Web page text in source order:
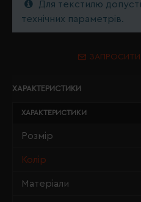
Для текстилю
технічних параметрів.
ХАРАКТЕРИСТИКИ
ХАРАКТЕРИСТИКИ
Розмір
Колір
Матеріали